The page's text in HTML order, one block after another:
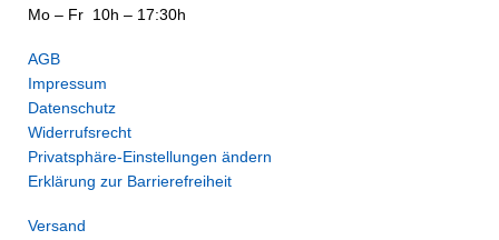
Mo – Fr 10h – 17:30h
AGB
Impressum
Datenschutz
Widerrufsrecht
Privatsphäre-Einstellungen ändern
Erklärung zur Barrierefreiheit
Versand